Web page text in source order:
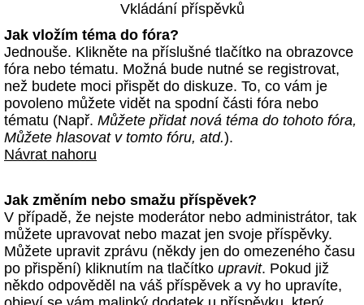
Vkládání příspěvků
Jak vložím téma do fóra?
Jednouše. Klikněte na příslušné tlačítko na obrazovce
fóra nebo tématu. Možná bude nutné se registrovat,
než budete moci přispět do diskuze. To, co vám je
povoleno můžete vidět na spodní části fóra nebo
tématu (Např. Můžete přidat nová téma do tohoto fóra,
Můžete hlasovat v tomto fóru, atd.).
Návrat nahoru
Jak změním nebo smažu příspěvek?
V případě, že nejste moderátor nebo administrátor, tak
můžete upravovat nebo mazat jen svoje příspěvky.
Můžete upravit zprávu (někdy jen do omezeného času
po přispění) kliknutím na tlačítko upravit. Pokud již
někdo odpověděl na váš příspěvek a vy ho upravíte,